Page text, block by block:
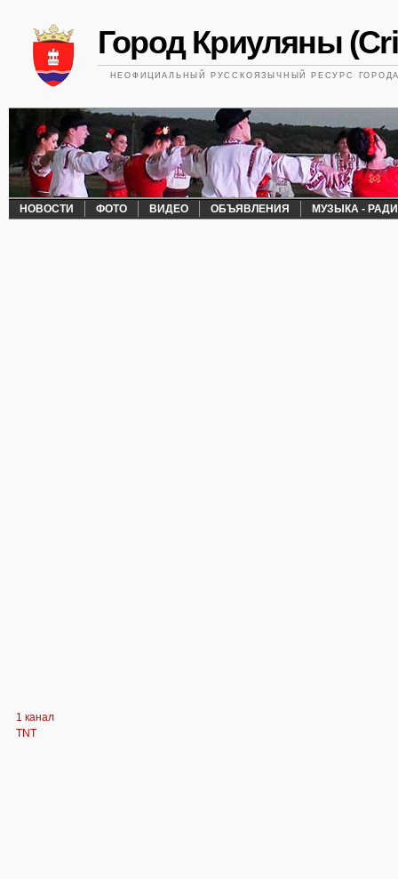
Город Криуляны
НЕОФИЦИАЛЬНЫЙ РУССКОЯЗЫЧНЫЙ РЕСУРС
НОВОСТИ ФОТО ВИДЕО ОБЪЯВЛЕНИЯ МУЗЫКА -
1 канал
TNT